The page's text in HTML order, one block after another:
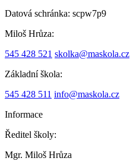
Datová schránka: scpw7p9
Miloš Hrůza:
545 428 521 skolka@maskola.cz
Základní škola:
545 428 511 info@maskola.cz
Informace
Ředitel školy:
Mgr. Miloš Hrůza